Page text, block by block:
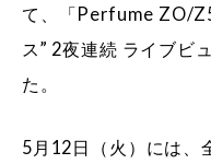
て、「Perfume ZO/
ス” 2夜連続 ライブビ
た。
5月12日（火）には